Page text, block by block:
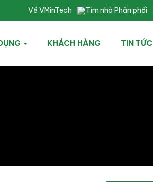
Về VMinTech Tìm nhà Phân phối
KHÁCH HÀNG TIN TỨC